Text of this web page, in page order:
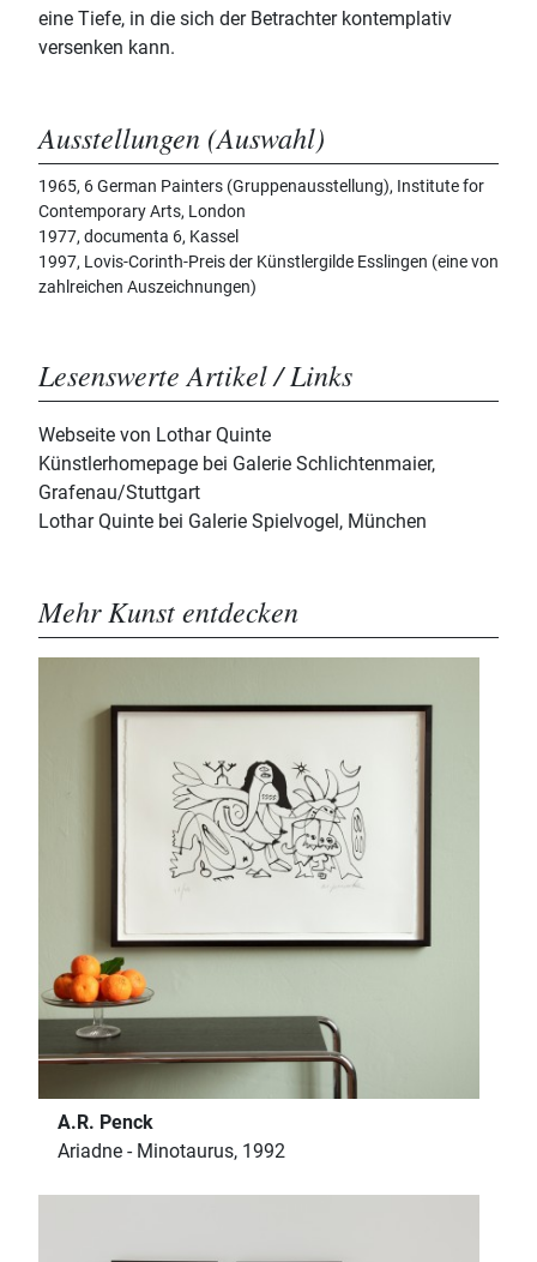
eine Tiefe, in die sich der Betrachter kontemplativ
versenken kann.
Ausstellungen (Auswahl)
1965, 6 German Painters (Gruppenausstellung), Institute for
Contemporary Arts, London
1977, documenta 6, Kassel
1997, Lovis-Corinth-Preis der Künstlergilde Esslingen (eine von
zahlreichen Auszeichnungen)
Lesenswerte Artikel / Links
Webseite von Lothar Quinte
Künstlerhomepage bei Galerie Schlichtenmaier,
Grafenau/Stuttgart
Lothar Quinte bei Galerie Spielvogel, München
Mehr Kunst entdecken
A.R. Penck
Ariadne - Minotaurus, 1992